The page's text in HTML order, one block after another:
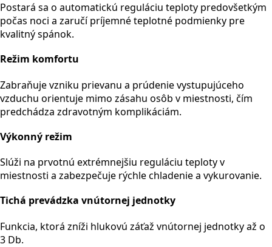
Postará sa o automatickú reguláciu teploty predovšetkým
počas noci a zaručí príjemné teplotné podmienky pre
kvalitný spánok.
Režim komfortu
Zabraňuje vzniku prievanu a prúdenie vystupujúceho
vzduchu orientuje mimo zásahu osôb v miestnosti, čím
predchádza zdravotným komplikáciám.
Výkonný režim
Slúži na prvotnú extrémnejšiu reguláciu teploty v
miestnosti a zabezpečuje rýchle chladenie a vykurovanie.
Tichá prevádzka vnútornej jednotky
Funkcia, ktorá zníži hlukovú záťaž vnútornej jednotky až o
3 Db.